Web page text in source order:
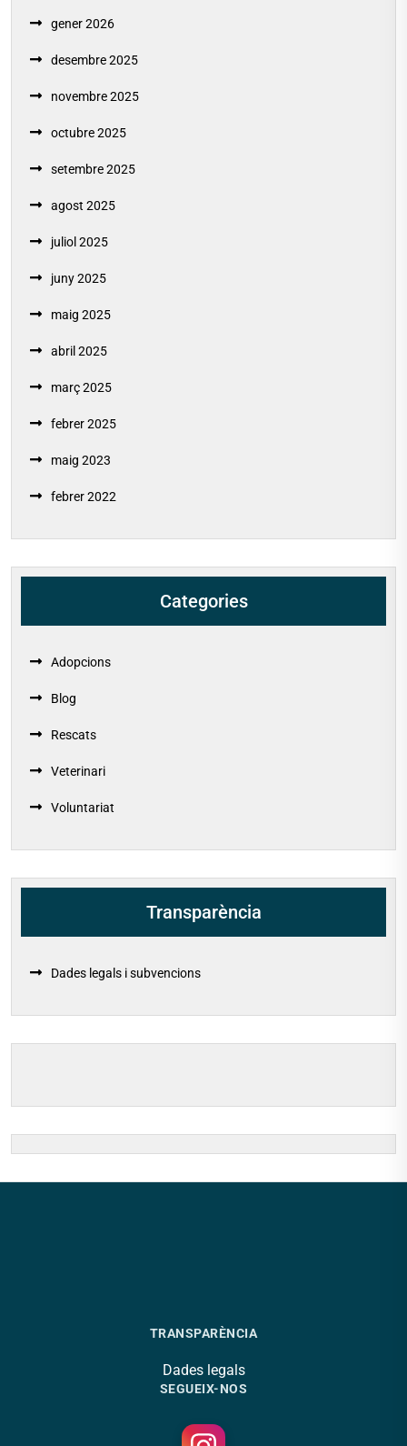
gener 2026
desembre 2025
novembre 2025
octubre 2025
setembre 2025
agost 2025
juliol 2025
juny 2025
maig 2025
abril 2025
març 2025
febrer 2025
maig 2023
febrer 2022
Categories
Adopcions
Blog
Rescats
Veterinari
Voluntariat
Transparència
Dades legals i subvencions
TRANSPARÈNCIA
Dades legals
SEGUEIX-NOS